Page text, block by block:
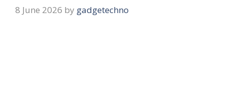
8 June 2026 by gadgetechno